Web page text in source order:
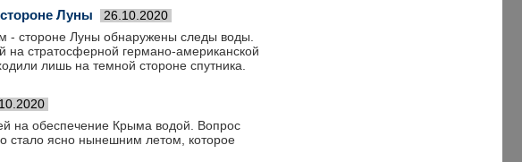
Луны 26.10.2020
стороне Луны обнаружены следы воды.
на стратосферной германо-американской
лишь на темной стороне спутника.
на обеспечение Крыма водой. Вопрос
стало ясно нынешним летом, которое